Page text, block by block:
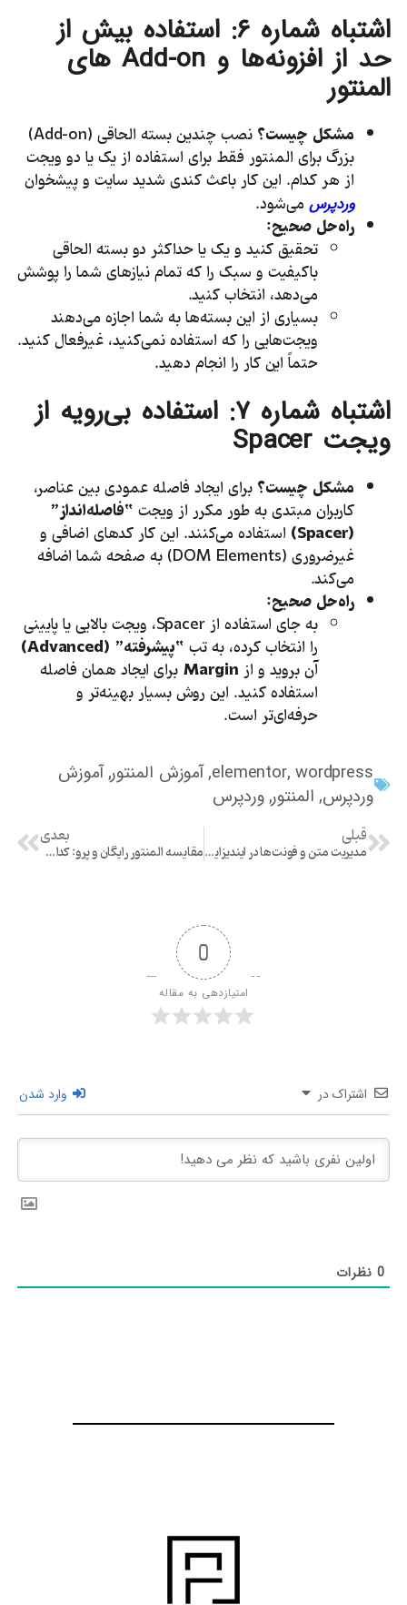
اشتباه شماره۶: استفاده بیش از
حد از افزونه‌ها وAdd-onهای
المنتور
مشکل چیست؟ نصب چندین بسته الحاقی (Add-on)
بزرگ برای المنتور فقط برای استفاده از یک یا دو ویجت
از هر کدام. این کار باعث کندی شدید سایت و پیشخوان
وردپرس می‌شود.
راه‌حل صحیح:
تحقیق کنید و یک یا حداکثر دو بسته الحاقی
باکیفیت و سبک را که تمام نیازهای شما را پوشش
می‌دهد، انتخاب کنید.
بسیاری از این بسته‌ها به شما اجازه می‌دهند
ویجت‌هایی را که استفاده نمی‌کنید، غیرفعال کنید.
حتماً این کار را انجام دهید.
اشتباه شماره۷: استفاده بی‌رویه از
ویجتSpacer
مشکل چیست؟برای ایجاد فاصله عمودی بین عناصر،
کاربران مبتدی به طور مکرر از ویجت“فاصله‌انداز”
(
Spacer
) استفاده می‌کنند. این کار کدهای اضافی و
غیرضروری (DOM Elements) به صفحه شما اضافه
می‌کند.
راه‌حل صحیح:
به جای استفاده از Spacer، ویجت بالایی یا پایینی
را انتخاب کرده، به تب“پیشرفته” (Advanced
)
آن بروید و ازMarginبرای ایجاد همان فاصله
استفاده کنید. این روش بسیار بهینه‌تر و
حرفه‌ای‌تر است.
elementor, wordpress
,آموزش المنتور,آموزش
وردپرس, المنتور,وردپرس
قبلی
مدیریت متن و فونت‌ها در ایندیزاین: راهنمای کامل تایپوگرافی
بعدی
مقایسه المنتور رایگان و پرو: کدام نسخه برای شما مناسب‌تر است؟
0
امتیازدهی به مقاله
اشتراک در وارد شدن
0 نظرات